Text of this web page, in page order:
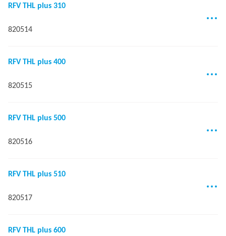
RFV THL plus 310
820514
RFV THL plus 400
820515
RFV THL plus 500
820516
RFV THL plus 510
820517
RFV THL plus 600